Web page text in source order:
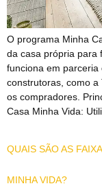
O programa Minha
da casa própria para
funciona em
construtoras, como a
os compradores.
Casa Minha Vida:
QUAIS SÃO AS
MINHA VIDA?